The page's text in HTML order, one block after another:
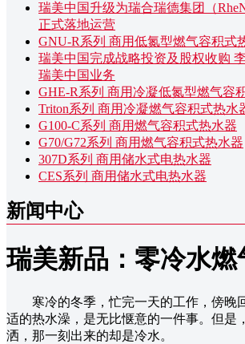
瑞美中国升级为瑞合瑞德集团（
正式落地运营
GNU-R系列 商用低氮型燃气容积式
瑞美中国完成战略投资及股权收购
瑞美中国业务
GHE-R系列 商用冷凝低氮型燃气容
Triton系列 商用冷凝燃气容积式热水
G100-C系列 商用燃气容积式热水器
G70/G72系列 商用燃气容积式热水器
307D系列 商用储水式电热水器
CES系列 商用储水式电热水器
新闻中心
瑞美新品：零冷水燃
寒冷的冬季，忙完一天的工作，傍晚
适的热水澡，是无比惬意的一件事。但是
洒，那一刻出来的却是冷水。